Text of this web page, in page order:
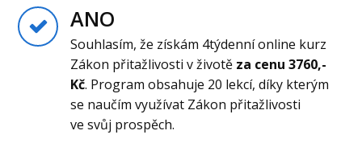
ANO
Souhlasím, že získám 4týdenní online kurz
Zákon přitažlivosti v životě za cenu 3760,-
Kč. Program obsahuje 20 lekcí, díky kterým
se naučím využívat Zákon přitažlivosti
ve svůj prospěch.